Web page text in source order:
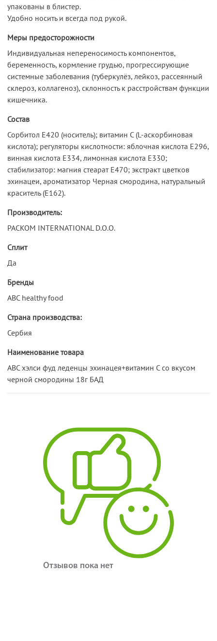
упакованы в блистер.
Удобно носить и всегда под рукой.
Меры предосторожности
Индивидуальная непереносимость компонентов,
беременность, кормление грудью, прогрессирующие
системные заболевания (туберкулёз, лейкоз, рассеянный
склероз, коллагеноз), склонность к расстройствам функции
кишечника.
Состав
Сорбитол Е420 (носитель); витамин С (L-аскорбиновая
кислота); регуляторы кислотности: яблочная кислота Е296,
винная кислота Е334, лимонная кислота Е330;
стабилизатор: магния стеарат Е470; экстракт цветков
эхинацеи, ароматизатор Черная смородина, натуральный
краситель (Е162).
Производитель:
PACKOM INTERNATIONAL D.O.O.
Сплит
Да
Бренды
ABC healthy food
Страна производства:
Сербия
Наименование товара
АВС хэлси фуд леденцы эхинацея+витамин C со вкусом
черной смородины 18г БАД
Отзывов пока нет